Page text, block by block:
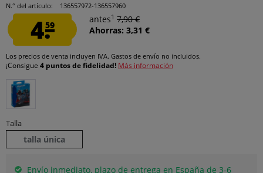
N.° del artículo:
136557972-136557960
4.59
antes1 7,90 €
Ahorras: 3,31 €
Los precios de venta incluyen IVA. Gastos de envío no incluidos.
¡Consigue 4 puntos de fidelidad! Más información
Talla
talla única
Envío inmediato, plazo de entrega en España de 3-6